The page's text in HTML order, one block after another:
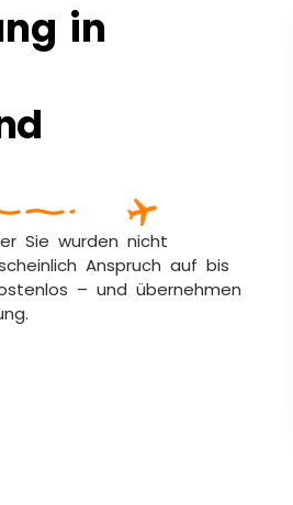
in
Sie wurden nicht
Anspruch auf bis
– und übernehmen